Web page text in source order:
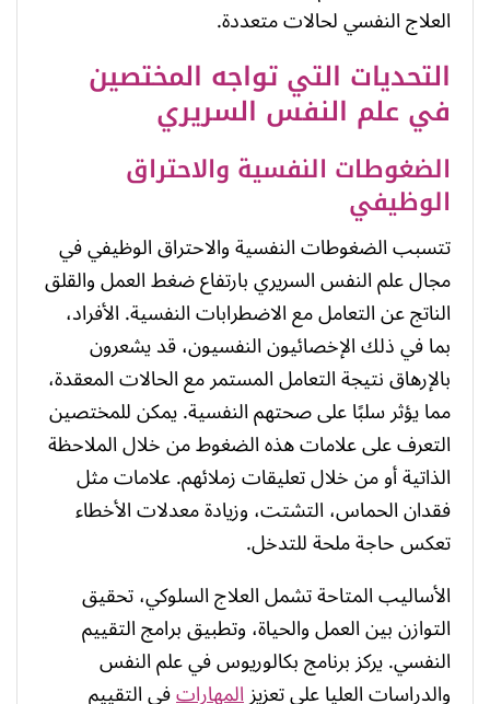
العلاج النفسي لحالات متعددة.
التحديات التي تواجه المختصين
في علم النفس السريري
الضغوطات النفسية والاحتراق
الوظيفي
تتسبب الضغوطات النفسية والاحتراق الوظيفي في
مجال علم النفس السريري بارتفاع ضغط العمل والقلق
الناتج عن التعامل مع الاضطرابات النفسية. الأفراد،
بما في ذلك الإخصائيون النفسيون، قد يشعرون
بالإرهاق نتيجة التعامل المستمر مع الحالات المعقدة،
مما يؤثر سلبًا على صحتهم النفسية. يمكن للمختصين
التعرف على علامات هذه الضغوط من خلال الملاحظة
الذاتية أو من خلال تعليقات زملائهم. علامات مثل
فقدان الحماس، التشتت، وزيادة معدلات الأخطاء
تعكس حاجة ملحة للتدخل.
الأساليب المتاحة تشمل العلاج السلوكي، تحقيق
التوازن بين العمل والحياة، وتطبيق برامج التقييم
النفسي. يركز برنامج بكالوريوس في علم النفس
والدراسات العليا على تعزيزالمهاراتفي التقييم